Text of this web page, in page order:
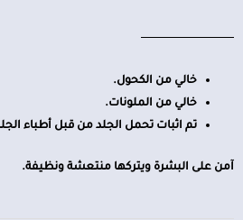
خالي من الكحول.
خالي من الملونات.
تم اثبات تحمل الجلد من قبل أطباء
آمن على البشرة ويتركها منتعشة ونظيفة.